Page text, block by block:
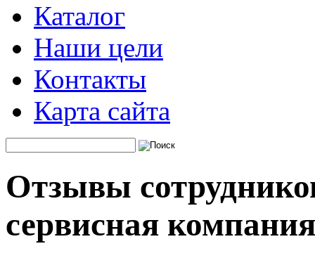
Каталог
Наши цели
Контакты
Карта сайта
Отзывы
сервисная компания